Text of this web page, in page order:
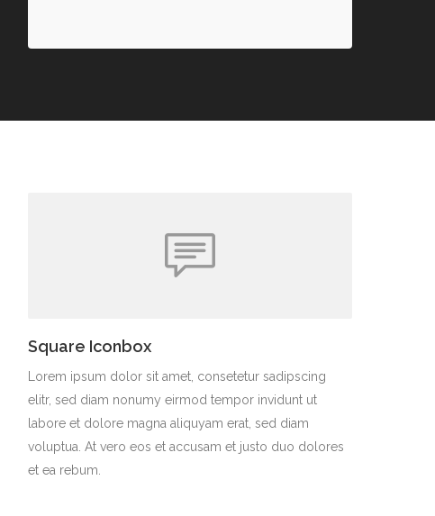
Square Iconbox
Lorem ipsum dolor sit amet, consetetur sadipscing
elitr, sed diam nonumy eirmod tempor invidunt ut
labore et dolore magna aliquyam erat, sed diam
voluptua. At vero eos et accusam et justo duo dolores
et ea rebum.